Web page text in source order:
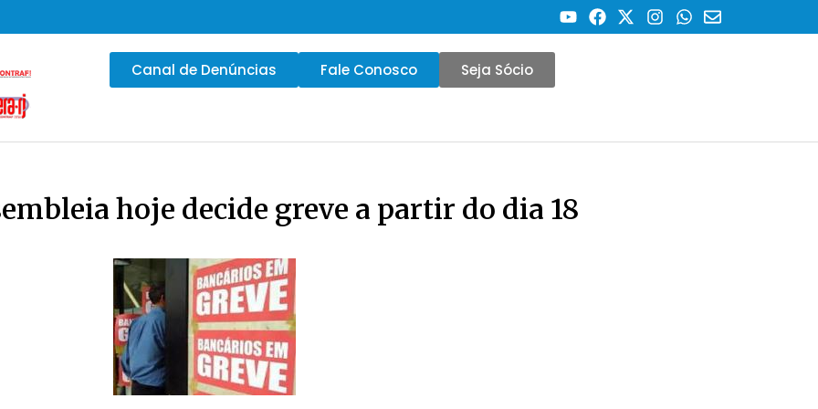
Canal de Denúncias Fale Conosco Seja Sócio
hoje decide greve a partir do dia 18